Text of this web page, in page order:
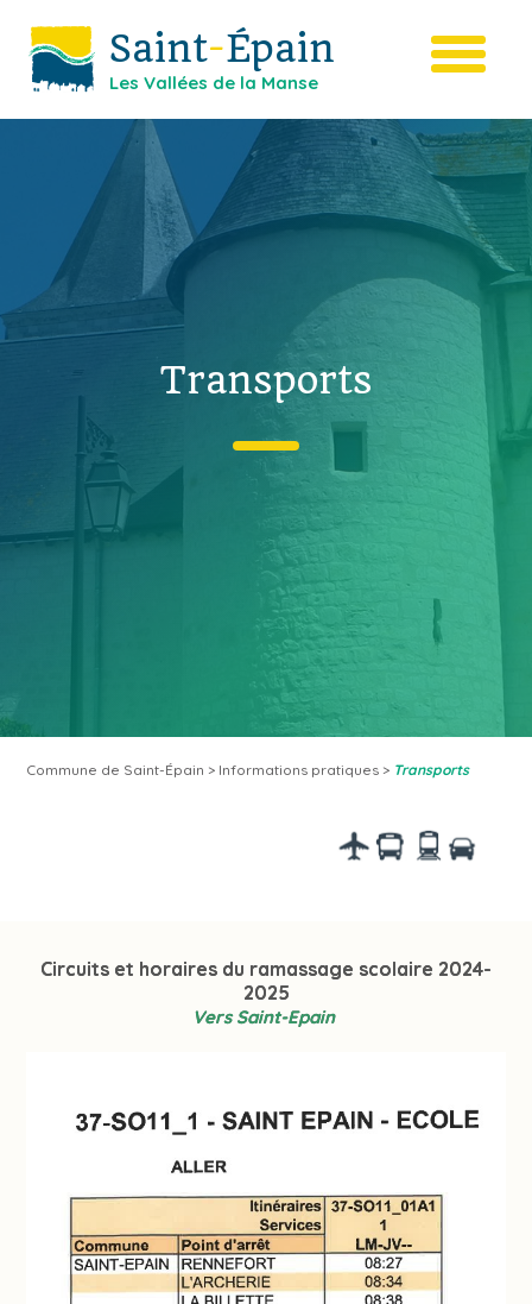
Saint-Épain
Les Vallées de la Manse
Transports
Commune de Saint-Épain > Informations pratiques > Transports
Circuits et horaires du ramassage scolaire 2024-
2025
Vers Saint-Epain